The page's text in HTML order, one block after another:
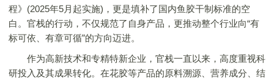
程》(2025年5月起实施)，更是填补了国内鱼胶干制标准的空
白。官栈的行动，不仅规范了自身产品，更推动整个行业向“有
标可依、有章可循”的方向迈进。
作为高新技术和专精特新企业，官栈一直以来，高度重视科
研投入及其成果转化。在花胶等产品的原料溯源、营养成分、结